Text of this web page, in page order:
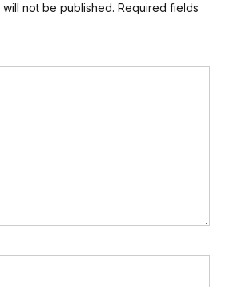
will not be published. Required fields